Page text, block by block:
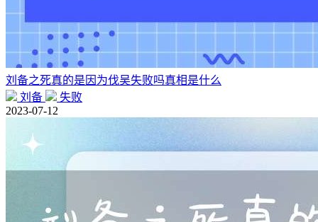
刘备之死真的是因为伐吴失败吗真相是什么
刘备
失败
2023-07-12